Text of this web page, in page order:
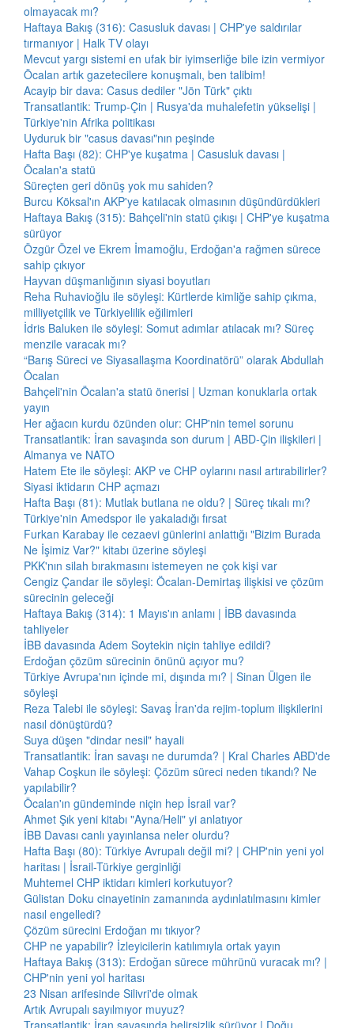
olmayacak mı?
Haftaya Bakış (316): Casusluk davası | CHP'ye saldırılar
tırmanıyor | Halk TV olayı
Mevcut yargı sistemi en ufak bir iyimserliğe bile izin vermiyor
Öcalan artık gazetecilere konuşmalı, ben talibim!
Acayip bir dava: Casus dediler "Jön Türk" çıktı
Transatlantik: Trump-Çin | Rusya'da muhalefetin yükselişi |
Türkiye'nin Afrika politikası
Uyduruk bir "casus davası"nın peşinde
Hafta Başı (82): CHP'ye kuşatma | Casusluk davası |
Öcalan'a statü
Süreçten geri dönüş yok mu sahiden?
Burcu Köksal'ın AKP'ye katılacak olmasının düşündürdükleri
Haftaya Bakış (315): Bahçeli'nin statü çıkışı | CHP'ye kuşatma
sürüyor
Özgür Özel ve Ekrem İmamoğlu, Erdoğan'a rağmen sürece
sahip çıkıyor
Hayvan düşmanlığının siyasi boyutları
Reha Ruhavioğlu ile söyleşi: Kürtlerde kimliğe sahip çıkma,
milliyetçilik ve Türkiyelilik eğilimleri
İdris Baluken ile söyleşi: Somut adımlar atılacak mı? Süreç
menzile varacak mı?
“Barış Süreci ve Siyasallaşma Koordinatörü” olarak Abdullah
Öcalan
Bahçeli'nin Öcalan'a statü önerisi | Uzman konuklarla ortak
yayın
Her ağacın kurdu özünden olur: CHP'nin temel sorunu
Transatlantik: İran savaşında son durum | ABD-Çin ilişkileri |
Almanya ve NATO
Hatem Ete ile söyleşi: AKP ve CHP oylarını nasıl artırabilirler?
Siyasi iktidarın CHP açmazı
Hafta Başı (81): Mutlak butlana ne oldu? | Süreç tıkalı mı?
Türkiye'nin Amedspor ile yakaladığı fırsat
Furkan Karabay ile cezaevi günlerini anlattığı "Bizim Burada
Ne İşimiz Var?" kitabı üzerine söyleşi
PKK'nın silah bırakmasını istemeyen ne çok kişi var
Cengiz Çandar ile söyleşi: Öcalan-Demirtaş ilişkisi ve çözüm
sürecinin geleceği
Haftaya Bakış (314): 1 Mayıs'ın anlamı | İBB davasında
tahliyeler
İBB davasında Adem Soytekin niçin tahliye edildi?
Erdoğan çözüm sürecinin önünü açıyor mu?
Türkiye Avrupa'nın içinde mi, dışında mı? | Sinan Ülgen ile
söyleşi
Reza Talebi ile söyleşi: Savaş İran'da rejim-toplum ilişkilerini
nasıl dönüştürdü?
Suya düşen "dindar nesil" hayali
Transatlantik: İran savaşı ne durumda? | Kral Charles ABD'de
Vahap Coşkun ile söyleşi: Çözüm süreci neden tıkandı? Ne
yapılabilir?
Öcalan'ın gündeminde niçin hep İsrail var?
Ahmet Şık yeni kitabı "Ayna/Heli" yi anlatıyor
İBB Davası canlı yayınlansa neler olurdu?
Hafta Başı (80): Türkiye Avrupalı değil mi? | CHP'nin yeni yol
haritası | İsrail-Türkiye gerginliği
Muhtemel CHP iktidarı kimleri korkutuyor?
Gülistan Doku cinayetinin zamanında aydınlatılmasını kimler
nasıl engelledi?
Çözüm sürecini Erdoğan mı tıkıyor?
CHP ne yapabilir? İzleyicilerin katılımıyla ortak yayın
Haftaya Bakış (313): Erdoğan sürece mührünü vuracak mı? |
CHP'nin yeni yol haritası
23 Nisan arifesinde Silivri'de olmak
Artık Avrupalı sayılmıyor muyuz?
Transatlantik: İran savaşında belirsizlik sürüyor | Doğu